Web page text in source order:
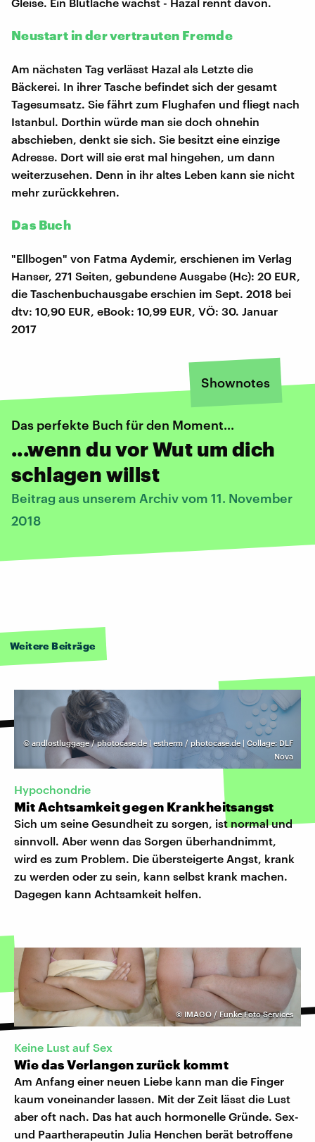
Neustart in der vertrauten Fremde
Am nächsten Tag verlässt Hazal als Letzte die
Bäckerei. In ihrer Tasche befindet sich der gesamt
Tagesumsatz. Sie fährt zum Flughafen und fliegt nach
Istanbul. Dorthin würde man sie doch ohnehin
abschieben, denkt sie sich. Sie besitzt eine einzige
Adresse. Dort will sie erst mal hingehen, um dann
weiterzusehen. Denn in ihr altes Leben kann sie nicht
mehr zurückkehren.
Das Buch
"Ellbogen" von Fatma Aydemir, erschienen im Verlag
Hanser, 271 Seiten, gebundene Ausgabe (Hc): 20 EUR,
die Taschenbuchausgabe erschien im Sept. 2018 bei
dtv: 10,90 EUR, eBook: 10,99 EUR, VÖ: 30. Januar
2017
Shownotes
Das perfekte Buch für den Moment...
...wenn du vor Wut um dich
schlagen willst
Beitrag aus unserem Archiv vom 11. November
2018
Weitere Beiträge
© andlostluggage / photocase.de | estherm / photocase.de | Collage: DLF
Nova
Hypochondrie
Mit Achtsamkeit gegen Krankheitsangst
Sich um seine Gesundheit zu sorgen, ist normal und
sinnvoll. Aber wenn das Sorgen überhandnimmt,
wird es zum Problem. Die übersteigerte Angst, krank
zu werden oder zu sein, kann selbst krank machen.
Dagegen kann Achtsamkeit helfen.
© IMAGO / Funke Foto Services
Keine Lust auf Sex
Wie das Verlangen zurück kommt
Am Anfang einer neuen Liebe kann man die Finger
kaum voneinander lassen. Mit der Zeit lässt die Lust
aber oft nach. Das hat auch hormonelle Gründe. Sex-
und Paartherapeutin Julia Henchen berät betroffene